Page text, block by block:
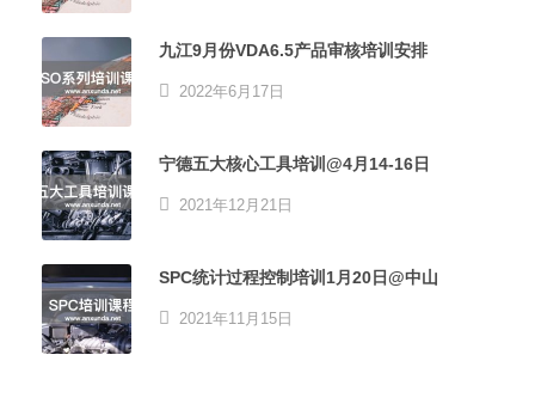
九江9月份VDA6.5产品审核培训安排
2022年6月17日
宁德五大核心工具培训@4月14-16日
2021年12月21日
SPC统计过程控制培训1月20日@中山
2021年11月15日